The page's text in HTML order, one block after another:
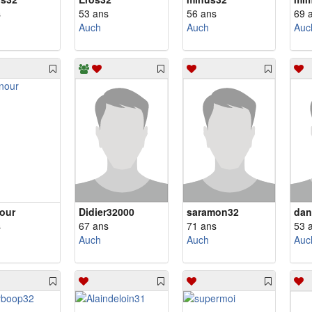
53 ans
Auch
56 ans
Auch
69
Didier32000
67 ans
Auch
saramon32
71 ans
Auch
53